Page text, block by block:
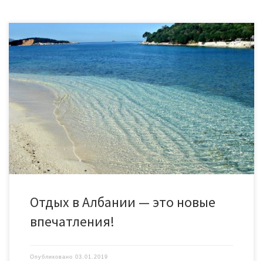
Отдых в Албании — это новые впечатления, красивая
природа, чистые пляжи, гостеприимные местные жители и
захватывающие дух приключения. Албания может
похвастаться хорошей организацией пляжного и
экскурсионного отдыха. И несмотря на то, что эти земли
туристами еще плохо изведаны, гостеприимная страна умеет
удивлять, и делает это постоянно 8 причин для отдыха в […]
Отдых в Албании — это новые
впечатления!
Опубликовано 03.01.2019